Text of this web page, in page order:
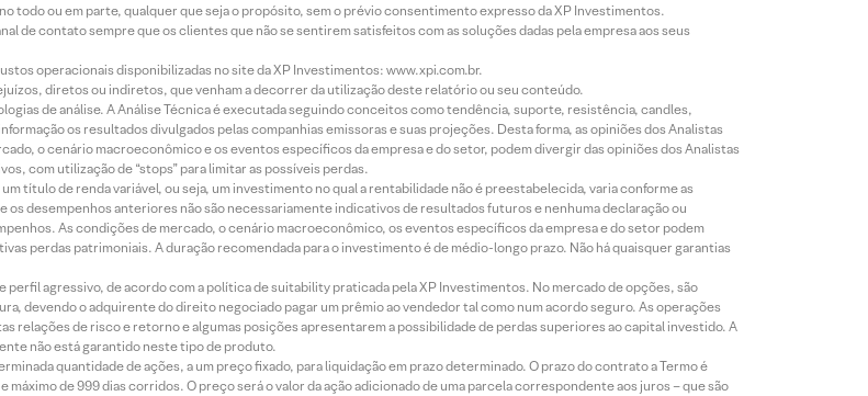
todo ou em parte, qualquer que seja o propósito, sem o prévio consentimento expresso da XP Investimentos.
de contato sempre que os clientes que não se sentirem satisfeitos com as soluções dadas pela empresa aos seus
operacionais disponibilizadas no site da XP Investimentos: www.xpi.com.br.
diretos ou indiretos, que venham a decorrer da utilização deste relatório ou seu conteúdo.
de análise. A Análise Técnica é executada seguindo conceitos como tendência, suporte, resistência, candles,
os resultados divulgados pelas companhias emissoras e suas projeções. Desta forma, as opiniões dos Analistas
o cenário macroeconômico e os eventos específicos da empresa e do setor, podem divergir das opiniões dos Analistas
com utilização de “stops” para limitar as possíveis perdas.
título de renda variável, ou seja, um investimento no qual a rentabilidade não é preestabelecida, varia conforme as
desempenhos anteriores não são necessariamente indicativos de resultados futuros e nenhuma declaração ou
As condições de mercado, o cenário macroeconômico, os eventos específicos da empresa e do setor podem
perdas patrimoniais. A duração recomendada para o investimento é de médio-longo prazo. Não há quaisquer garantias
agressivo, de acordo com a política de suitability praticada pela XP Investimentos. No mercado de opções, são
devendo o adquirente do direito negociado pagar um prêmio ao vendedor tal como num acordo seguro. As operações
relações de risco e retorno e algumas posições apresentarem a possibilidade de perdas superiores ao capital investido. A
não está garantido neste tipo de produto.
quantidade de ações, a um preço fixado, para liquidação em prazo determinado. O prazo do contrato a Termo é
de 999 dias corridos. O preço será o valor da ação adicionado de uma parcela correspondente aos juros – que são